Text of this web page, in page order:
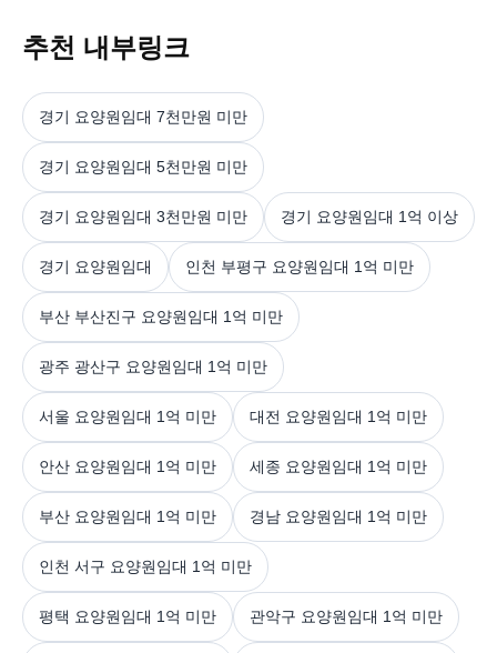
추천 내부링크
경기 요양원임대 7천만원 미만
경기 요양원임대 5천만원 미만
경기 요양원임대 3천만원 미만 경기 요양원임대 1억 이상
경기 요양원임대 인천 부평구 요양원임대 1억 미만
부산 부산진구 요양원임대 1억 미만
광주 광산구 요양원임대 1억 미만
서울 요양원임대 1억 미만 대전 요양원임대 1억 미만
안산 요양원임대 1억 미만 세종 요양원임대 1억 미만
부산 요양원임대 1억 미만 경남 요양원임대 1억 미만
인천 서구 요양원임대 1억 미만
평택 요양원임대 1억 미만 관악구 요양원임대 1억 미만